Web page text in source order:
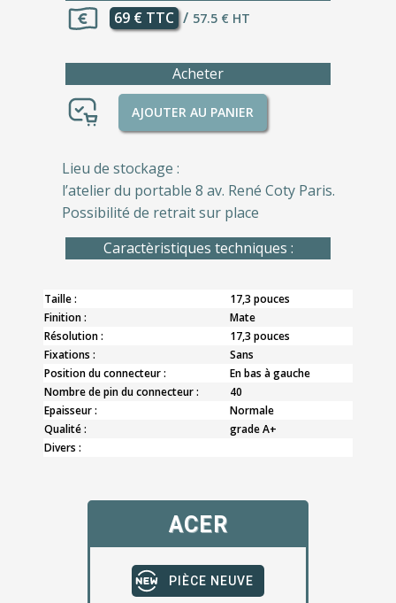
69 € TTC / 57.5 € HT
Acheter
AJOUTER AU PANIER
Lieu de stockage :
l’atelier du portable 8 av. René Coty Paris.
Possibilité de retrait sur place
Caractèristiques techniques :
Taille :
17,3 pouces
Finition :
Mate
Résolution :
17,3 pouces
Fixations :
Sans
Position du connecteur :
En bas à gauche
Nombre de pin du connecteur :
40
Epaisseur :
Normale
Qualité :
grade A+
Divers :
ACER
PIÈCE NEUVE